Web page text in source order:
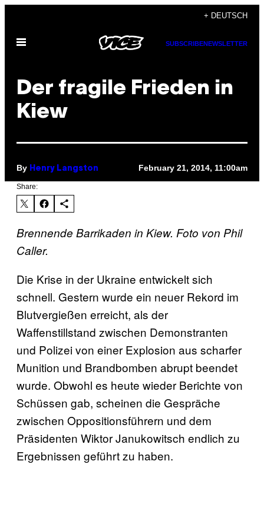
content
+ DEUTSCH
Open
SUBSCRIBENEWSLETTER
Der fragile Frieden in
Kiew
By Henry Langston February 21, 2014, 11:00am
Share:
Brennende Barrikaden in Kiew. Foto von Phil
Caller.
Die Krise in der Ukraine entwickelt sich
schnell. Gestern wurde ein neuer Rekord im
Blutvergießen erreicht, als der
Waffenstillstand zwischen Demonstranten
und Polizei von einer Explosion aus scharfer
Munition und Brandbomben abrupt beendet
wurde. Obwohl es heute wieder Berichte von
Schüssen gab, scheinen die Gespräche
zwischen Oppositionsführern und dem
Präsidenten Wiktor Janukowitsch endlich zu
Ergebnissen geführt zu haben.